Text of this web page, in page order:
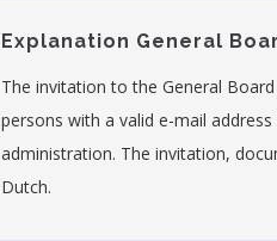
Explanation General
The invitation to the General
persons with a valid e-mail
administration. The invitation,
Dutch.